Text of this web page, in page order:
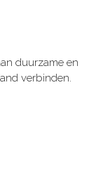
duurzame en
verbinden.